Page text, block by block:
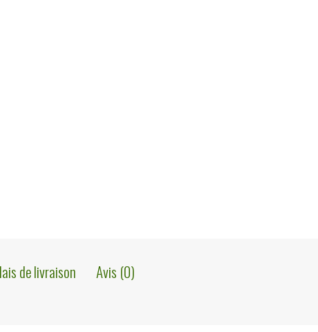
de livraison Avis (0)